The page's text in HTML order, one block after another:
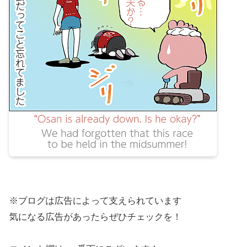
※ブログは広告によって支えられています
気になる広告があったらぜひチェックを！